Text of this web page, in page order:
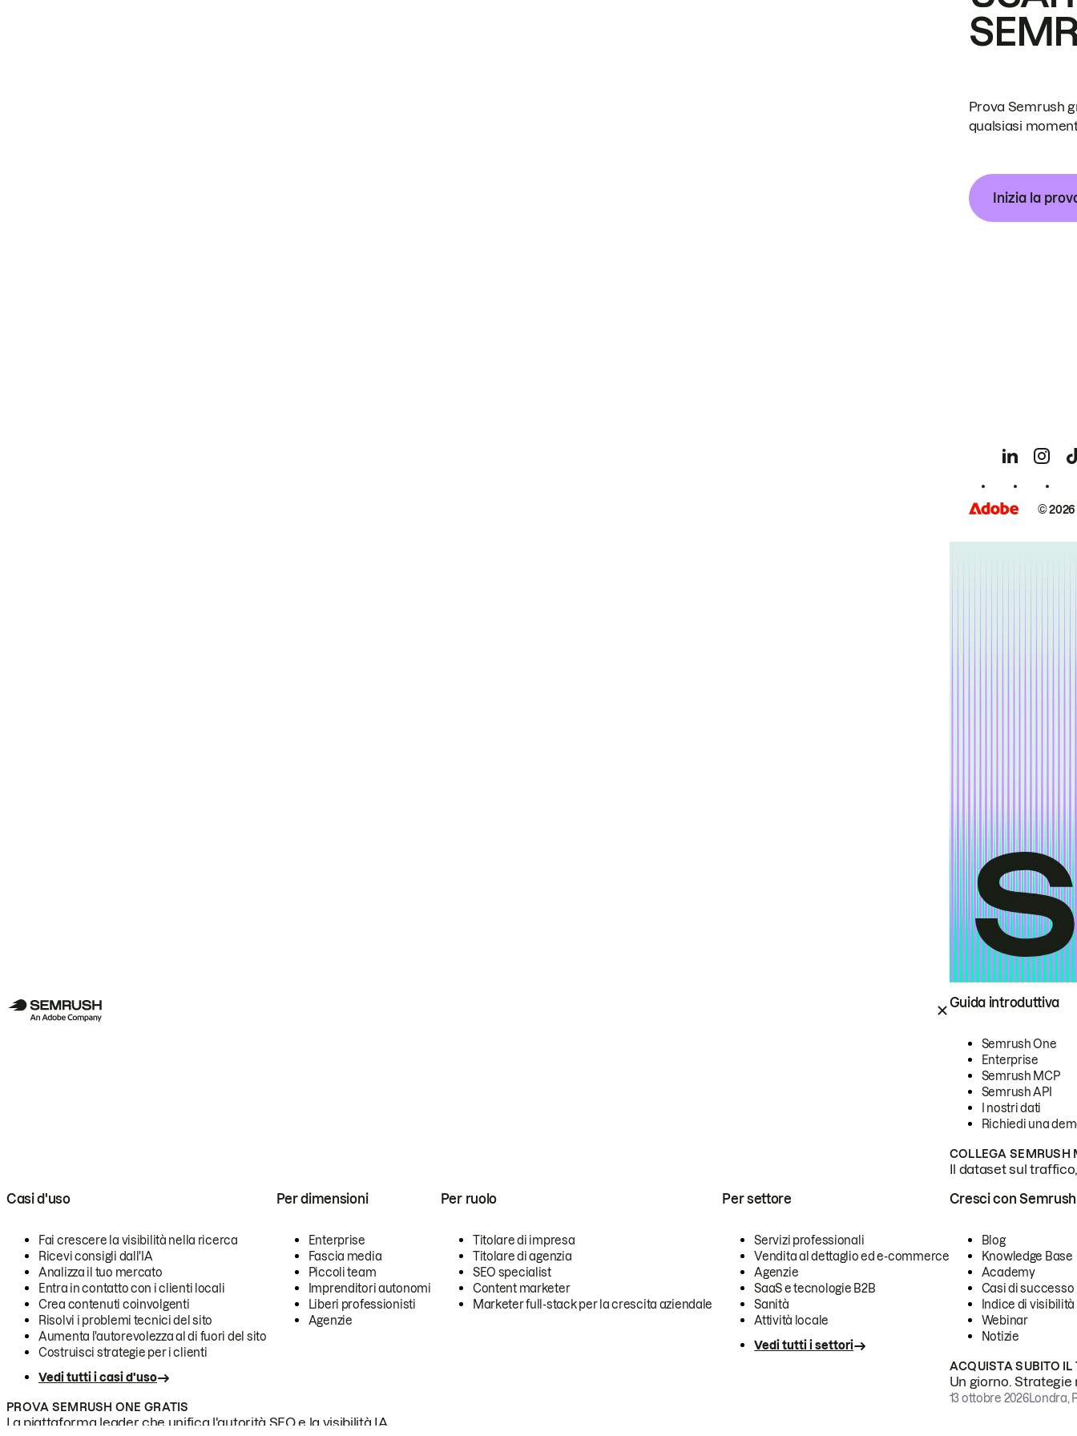
Guida introduttiva
Semrush One
Enterprise
Semrush MCP
Semrush API
I nostri dati
Richiedi una
COLLEGA SEMRUSH
Il dataset sul
Casi d'uso
Fai crescere la visibilità nella ricerca
Ricevi consigli dall'IA
Analizza il tuo mercato
Entra in contatto con i clienti locali
Crea contenuti coinvolgenti
Risolvi i problemi tecnici del sito
Aumenta l'autorevolezza al di fuori del sito
Costruisci strategie per i clienti
Vedi tutti i casi d'uso
Per dimensioni
Enterprise
Fascia media
Piccoli team
Imprenditori autonomi
Liberi professionisti
Agenzie
Per ruolo
Titolare di impresa
Titolare di agenzia
SEO specialist
Content marketer
Marketer full-stack per la crescita aziendale
Per settore
Servizi professionali
Vendita al dettaglio ed e-commerce
Agenzie
SaaS e tecnologie B2B
Sanità
Attività locale
Vedi tutti i settori
PROVA SEMRUSH ONE GRATIS
La piattaforma leader che unifica l'autorità SEO e la visibilità IA.
Cresci con Semrush
Blog
Knowledge Base
Academy
Casi di successo
Indice di visibilità
Webinar
Notizie
ACQUISTA SUBITO IL
Un giorno.
13 ottobre 2026Londra,
Prova Semrush
qualsiasi
Inizia la
©